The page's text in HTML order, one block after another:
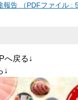
告 （PDFファイル :
税TOPへ
↓